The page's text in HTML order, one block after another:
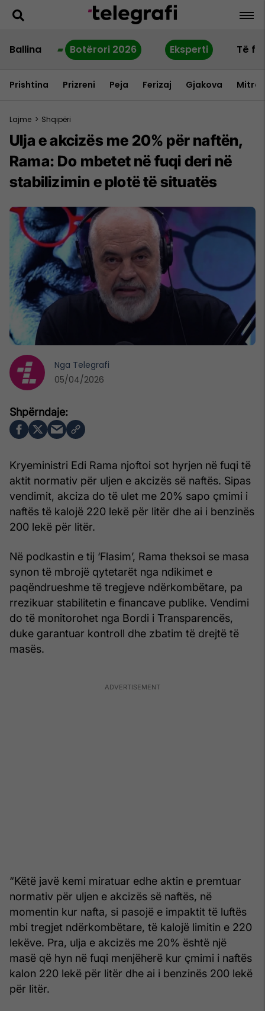
Ballina Botërori 2026 Eksperti Të
Prishtina Prizreni Peja Ferizaj Gjakova
Lajme > Shqipëri
Ulja e akcizës me 20% për naftën,
Rama: Do mbetet në fuqi deri në
stabilizimin e plotë të situatës
Kryeministri Edi Rama njoftoi sot hyrjen në fuqi të
aktit normativ për uljen e akcizës së naftës. Sipas
vendimit, akciza do të ulet me 20% sapo çmimi i
naftës të kalojë 220 lekë për litër dhe ai i benzinës
200 lekë për litër.
Në podkastin e tij ‘Flasim’, Rama theksoi se masa
synon të mbrojë qytetarët nga ndikimet e
paqëndrueshme të tregjeve ndërkombëtare, pa
rrezikuar stabilitetin e financave publike. Vendimi
do të monitorohet nga Bordi i Transparencës,
duke garantuar kontroll dhe zbatim të drejtë të
masës.
“Këtë javë kemi miratuar edhe aktin e premtuar
normativ për uljen e akcizës së naftës, në
momentin kur nafta, si pasojë e impaktit të luftës
mbi tregjet ndërkombëtare, të kalojë limitin e 220
lekëve. Pra, ulja e akcizës me 20% është një
masë që hyn në fuqi menjëherë kur çmimi i naftës
kalon 220 lekë për litër dhe ai i benzinës 200 lekë
për litër.
Nga Telegrafi
05/04/2026